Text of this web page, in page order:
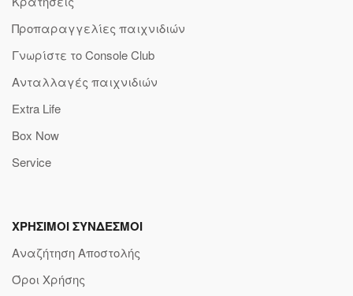
Προπαραγγελίες παιχνιδιών
Γνωρίστε το Console Club
Ανταλλαγές παιχνιδιών
Extra Life
Box Now
Service
ΧΡΗΣΙΜΟΙ ΣΥΝΔΕΣΜΟΙ
Αναζήτηση Αποστολής
Όροι Χρήσης